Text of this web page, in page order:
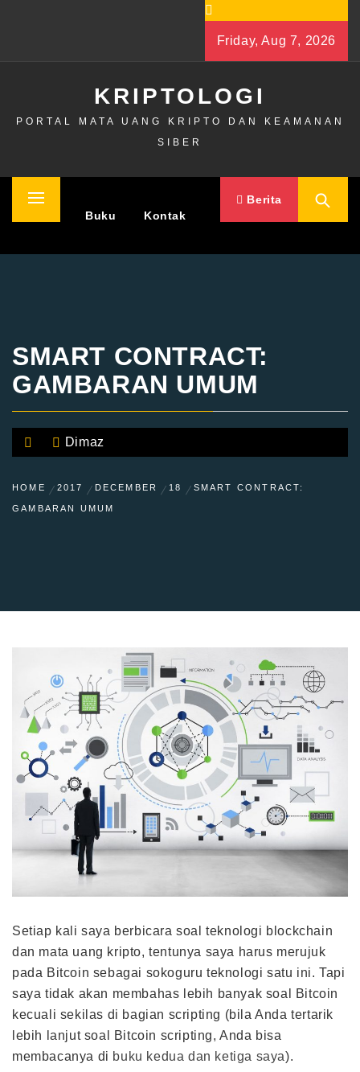
Friday, Aug 7, 2026
KRIPTOLOGI
PORTAL MATA UANG KRIPTO DAN KEAMANAN
SIBER
Primary
Buku Kontak
Berita
SMART CONTRACT:
GAMBARAN UMUM
Dimaz
HOME 2017 DECEMBER 18 SMART CONTRACT:
GAMBARAN UMUM
Setiap kali saya berbicara soal teknologi blockchain
dan mata uang kripto, tentunya saya harus merujuk
pada Bitcoin sebagai sokoguru teknologi satu ini. Tapi
saya tidak akan membahas lebih banyak soal Bitcoin
kecuali sekilas di bagian scripting (bila Anda tertarik
lebih lanjut soal Bitcoin scripting, Anda bisa
membacanya di buku kedua dan ketiga saya).